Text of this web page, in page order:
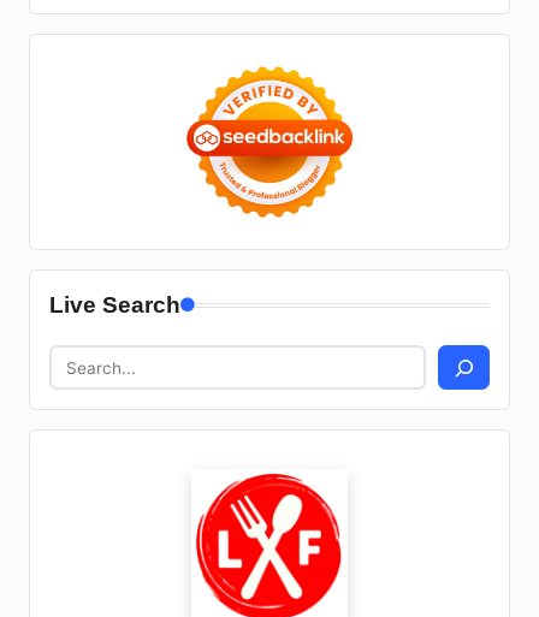
Live Search